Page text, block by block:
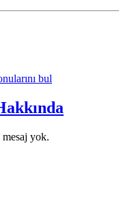
bul
yok.